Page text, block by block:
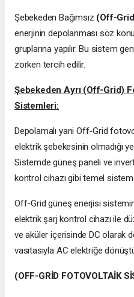
Şebekeden Bağımsız (Off-
enerjinin depolanması söz
gruplarına yapılır. Bu sistem
zorken tercih edilir.
Şebekeden Ayrı (Off-Grid)
Sistemleri:
Depolamalı yani Off-Grid
elektrik şebekesinin olmadığı
Sistemde güneş paneli ve
kontrol cihazı gibi temel
Off-Grid güneş enerjisi
elektrik şarj kontrol cihazı ile
ve aküler içerisinde DC olarak
vasıtasıyla AC elektriğe
(OFF-GRİD FOTOVOLTAİK